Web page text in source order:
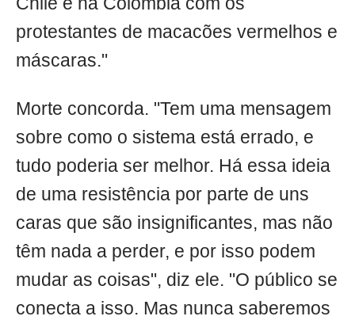
protestantes de macacões vermelhos e
máscaras."
Morte concorda. "Tem uma mensagem
sobre como o sistema está errado, e
tudo poderia ser melhor. Há essa ideia
de uma resistência por parte de uns
caras que são insignificantes, mas não
têm nada a perder, e por isso podem
mudar as coisas", diz ele. "O público se
conecta a isso. Mas nunca saberemos